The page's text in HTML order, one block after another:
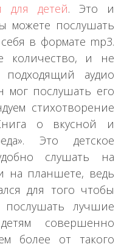
для детей. Это и
можете послушать
в формате mp3.
количество, и не
подходящий аудио
мог послушать его
стихотворение
о вкусной и
Это детское
слушать на
на планшете, ведь
для того чтобы
послушать лучшие
совершенно
более от такого